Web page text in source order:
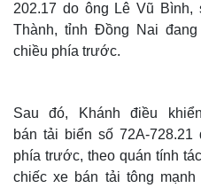
202.17 do ông Lê Vũ Bình,
Thành, tỉnh Đồng Nai
chiều phía trước.
Sau đó, Khánh điều
bán tải biển số 72A-
phía trước, theo quán tính
chiếc xe bán tải tông